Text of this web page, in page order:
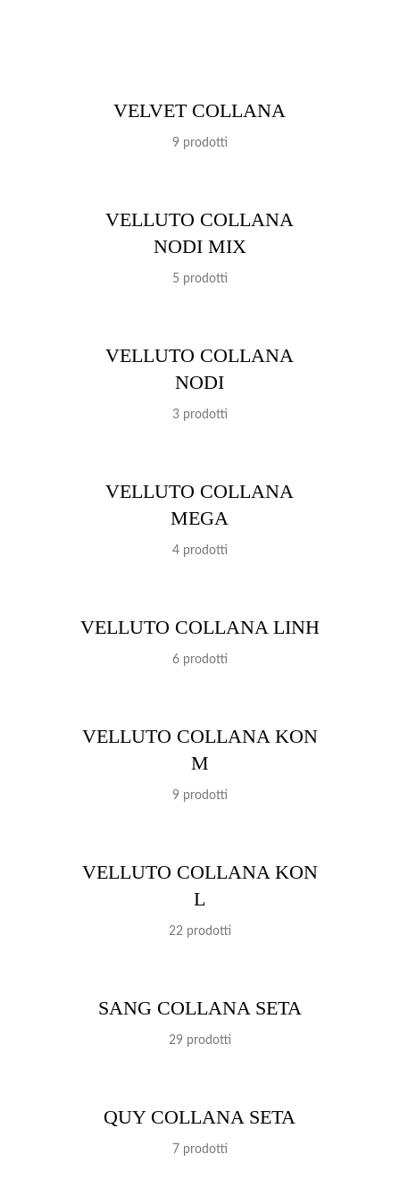
VELVET COLLANA
9 prodotti
VELLUTO COLLANA
NODI MIX
5 prodotti
VELLUTO COLLANA
NODI
3 prodotti
VELLUTO COLLANA
MEGA
4 prodotti
VELLUTO COLLANA LINH
6 prodotti
VELLUTO COLLANA KON
M
9 prodotti
VELLUTO COLLANA KON
L
22 prodotti
SANG COLLANA SETA
29 prodotti
QUY COLLANA SETA
7 prodotti